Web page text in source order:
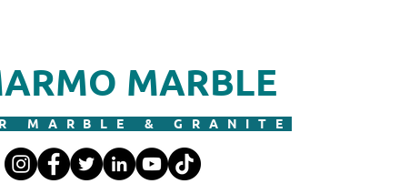
MARBLE
MARBLE & GRANITE